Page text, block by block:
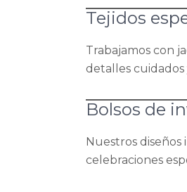
Tejidos
Trabajamos con
detalles
Bolsos de
Nuestros diseños
celebraciones